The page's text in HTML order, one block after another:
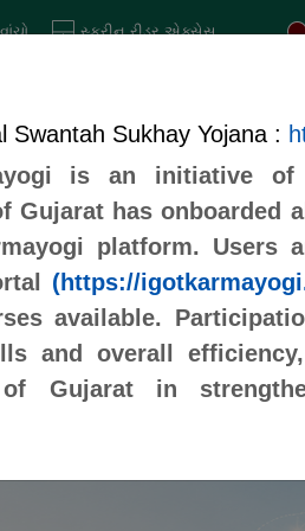
Swantah Sukhay Yojana :
is an initiative
Gujarat has onboarded
platform. Users
(https://
available.
and overall
of Gujarat in
સ્ક્રીન રીડર એક્સેસ
શાળાઓ છાત્રાલયો ઈ-